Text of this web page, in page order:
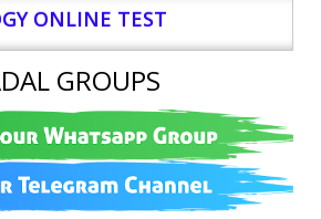
ONLINE TEST
GROUPS